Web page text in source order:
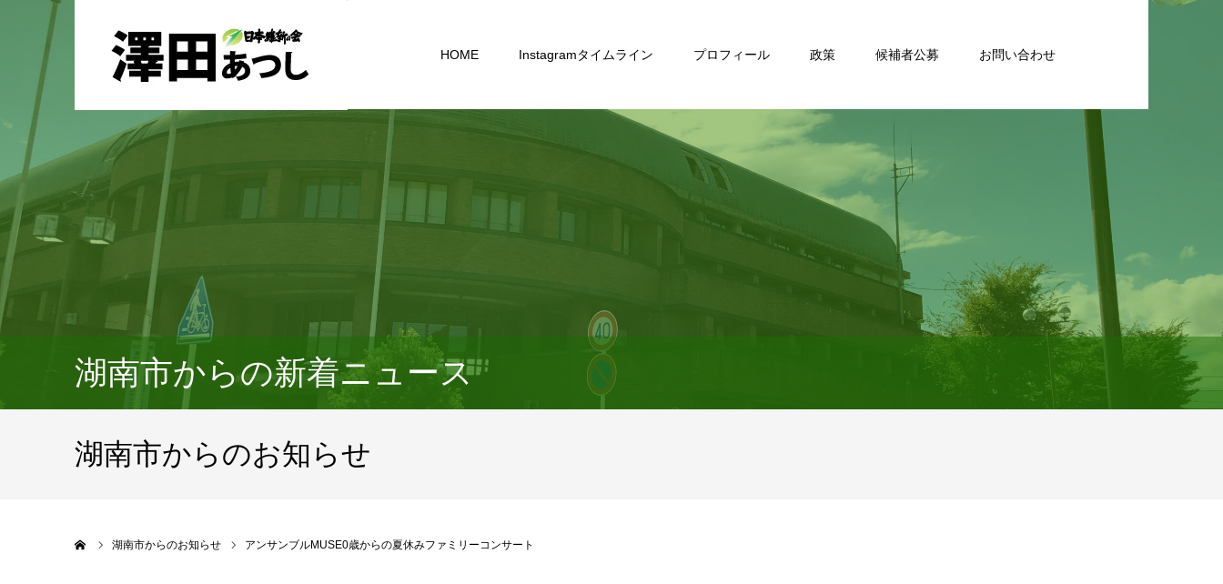
HOME Instagramタイムライン プロフィール 政策 候補者公募 お問い合わせ
湖南市からの新着ニュース
湖南市からのお知らせ
湖南市からのお知らせ アンサンブルMUSE0歳からの夏休みファミリーコンサート